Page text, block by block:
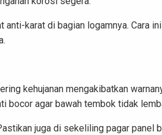
karat di bagian logamnya. Cara
kehujanan mengakibatkan
bocor agar bawah tembok tidak
juga di sekeliling pagar panel